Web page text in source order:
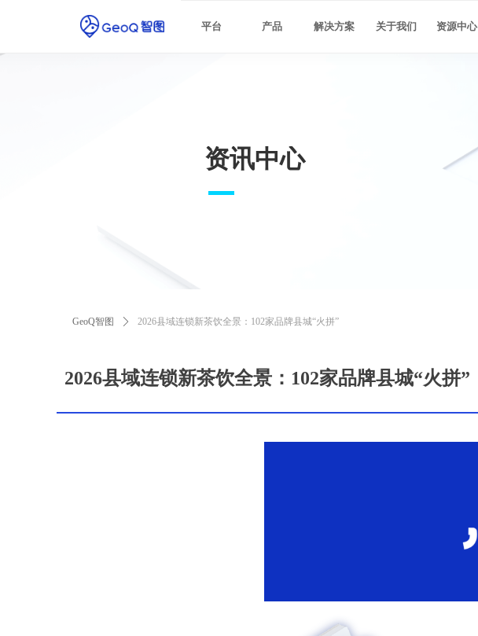
产品 解决方案 关于我们
平台 资源中心
2026县域连锁新茶饮全景：102家品牌县城“火拼”
资讯中心
GeoQ智图 ꄲ 2026县域连锁新茶饮全景：102家品牌县城“火拼”